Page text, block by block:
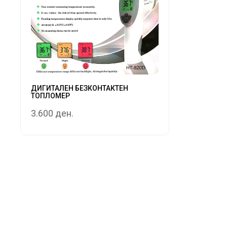
ДИГИТАЛЕН БЕЗКОНТАКТЕН
ТОПЛОМЕР
3.600 ден.